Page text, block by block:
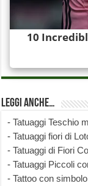
Leggi anche…
-Tatuaggi Teschio
-Tatuaggi fiori di
-Tatuaggi di Fiori
-Tatuaggi Piccoli
-Tattoo con